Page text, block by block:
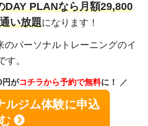
DAY PLANなら月額29,800
い放題になります！
パーソナルトレーニングのイ
す。
円がコチラから予約で無料に！
ルジム体験に申込
む